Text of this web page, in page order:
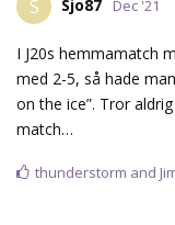
S Sjo87 Dec '21
I J20s hemmamatch
med 2-5, så hade
on the ice”. Tror
match…
thunderstorm and